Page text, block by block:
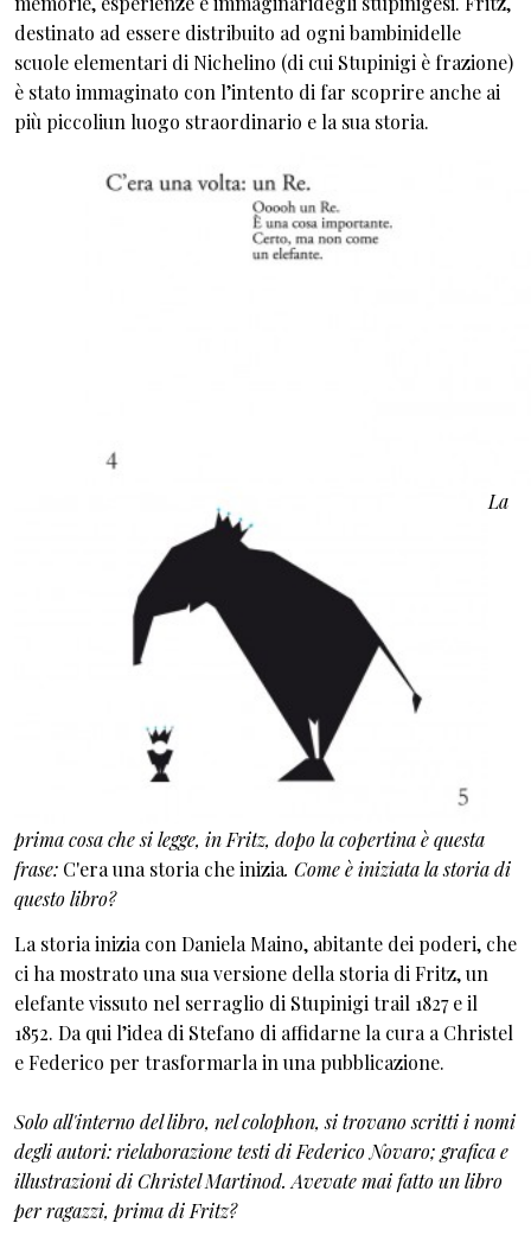
destinato ad essere distribuito ad ogni bambinidelle
scuole elementari di Nichelino (di cui Stupinigi è frazione)
è stato immaginato con l’intento di far scoprire anche ai
più piccoliun luogo straordinario e la sua storia.
La
prima cosa che si legge, in Fritz, dopo la copertina è questa
frase: C'era una storia che inizia. Come è iniziata la storia di
questo libro?
La storia inizia con Daniela Maino, abitante dei poderi, che
ci ha mostrato una sua versione della storia di Fritz, un
elefante vissuto nel serraglio di Stupinigi trail 1827 e il
1852. Da qui l’idea di Stefano di affidarne la cura a Christel
e Federico per trasformarla in una pubblicazione.
Solo all'interno del libro, nel colophon, si trovano scritti i nomi
degli autori: rielaborazione testi di Federico Novaro; grafica e
illustrazioni di Christel Martinod. Avevate mai fatto un libro
per ragazzi, prima di Fritz?